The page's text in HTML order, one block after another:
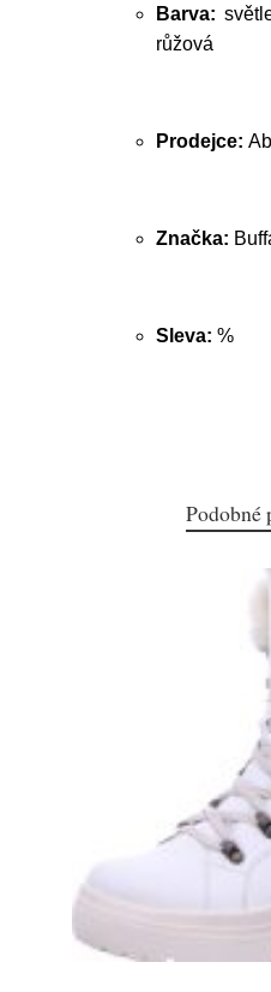
Barva:
růžová
Prodejce:
Značka:
Sleva: %
Podobné